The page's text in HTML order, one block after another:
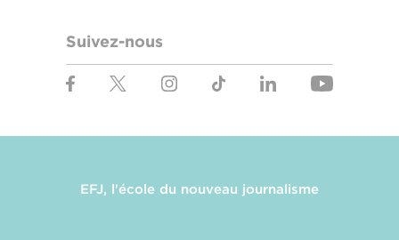
Suivez-nous
EFJ, l'école du nouveau journalisme